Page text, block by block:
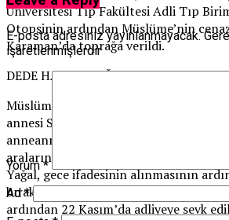
Üniversitesi Tıp Fakültesi Adli Tıp
Otopsinin ardından Müslüme’nin
Karaman’da toprağa verildi.
DEDE HASAN YAĞAL TUTUKLANDI
Müslüme’nin cesedinin bulunduğu
annesi Selvi, babası Mehmet, dedesi
anneannesi, babaannesi, kardeşleri ve
aralarında olduğu 9 yakınını gözaltına
Yağal, gece ifadesinin alınmasının
bırakıldı. Gözaltında 3 gece geçiren
ardından 22 Kasım’da adliyeye sevk
E-posta adresiniz yayınlanmayacak.
işaretlenmişlerdir
Yorum*
Ad*